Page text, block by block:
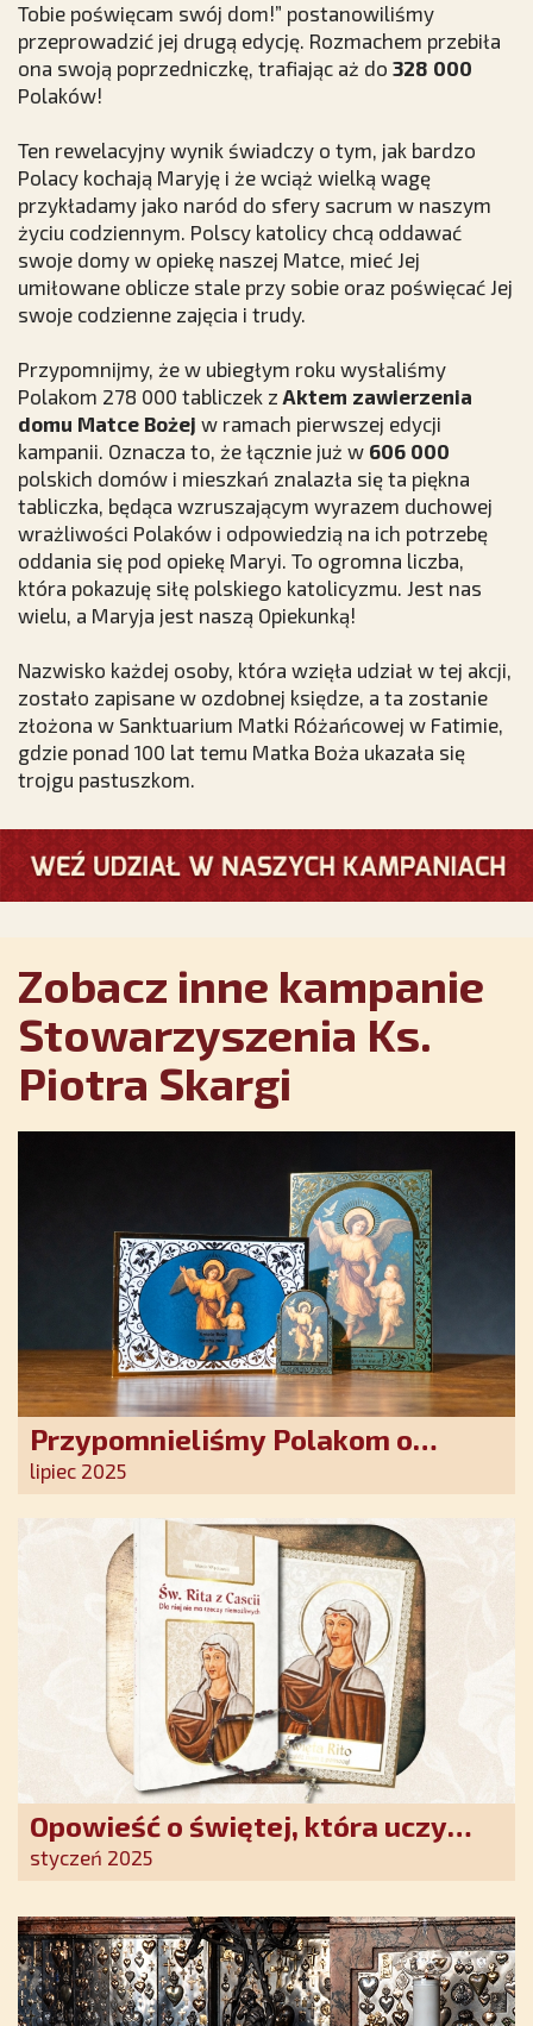
Tobie poświęcam swój dom!” postanowiliśmy
przeprowadzić jej drugą edycję. Rozmachem przebiła
ona swoją poprzedniczkę, trafiając aż do 328 000
Polaków!
Ten rewelacyjny wynik świadczy o tym, jak bardzo
Polacy kochają Maryję i że wciąż wielką wagę
przykładamy jako naród do sfery sacrum w naszym
życiu codziennym. Polscy katolicy chcą oddawać
swoje domy w opiekę naszej Matce, mieć Jej
umiłowane oblicze stale przy sobie oraz poświęcać Jej
swoje codzienne zajęcia i trudy.
Przypomnijmy, że w ubiegłym roku wysłaliśmy
Polakom 278 000 tabliczek z Aktem zawierzenia
domu Matce Bożej w ramach pierwszej edycji
kampanii. Oznacza to, że łącznie już w 606 000
polskich domów i mieszkań znalazła się ta piękna
tabliczka, będąca wzruszającym wyrazem duchowej
wrażliwości Polaków i odpowiedzią na ich potrzebę
oddania się pod opiekę Maryi. To ogromna liczba,
która pokazuję siłę polskiego katolicyzmu. Jest nas
wielu, a Maryja jest naszą Opiekunką!
Nazwisko każdej osoby, która wzięła udział w tej akcji,
zostało zapisane w ozdobnej księdze, a ta zostanie
złożona w Sanktuarium Matki Różańcowej w Fatimie,
gdzie ponad 100 lat temu Matka Boża ukazała się
trojgu pastuszkom.
Zobacz inne kampanie
Stowarzyszenia Ks.
Piotra Skargi
Przypomnieliśmy Polakom o
obecności Anioła Stróża!
lipiec 2025
Opowieść o świętej, która uczy
szczerego oddania się Bogu.
nadziei w XXI wieku
styczeń 2025